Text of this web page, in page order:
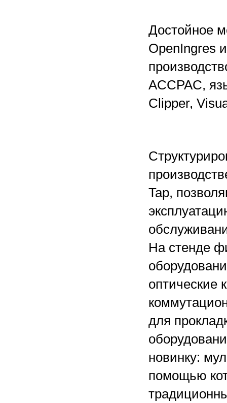
Достойное
OpenIngres
ACCPAC,
Clipper,
Tap,
На стенде
оптические
для
новинку:
помощью